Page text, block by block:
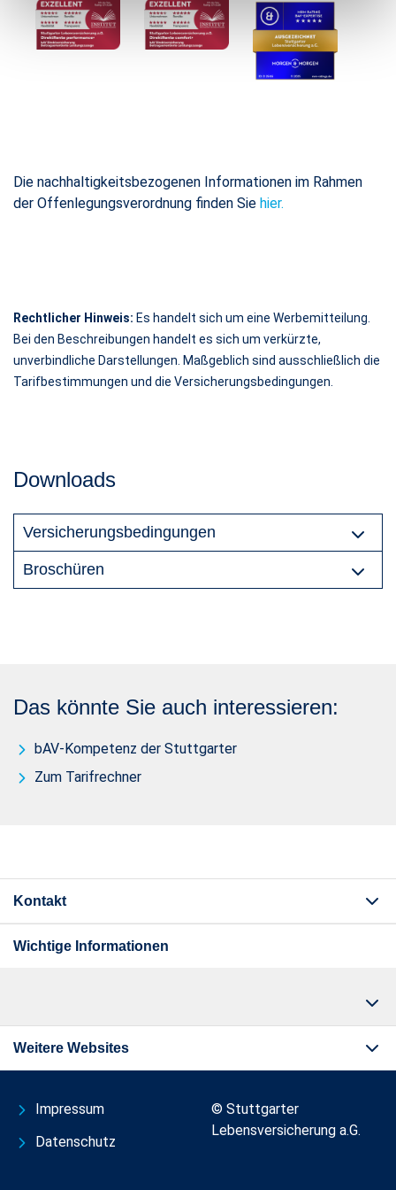
Die nachhaltigkeitsbezogenen Informationen im Rahmen
der Offenlegungsverordnung finden Sie hier.
Rechtlicher Hinweis: Es handelt sich um eine Werbemitteilung.
Bei den Beschreibungen handelt es sich um verkürzte,
unverbindliche Darstellungen. Maßgeblich sind ausschließlich die
Tarifbestimmungen und die Versicherungsbedingungen.
Downloads
Versicherungsbedingungen
Broschüren
Das könnte Sie auch interessieren:
bAV-Kompetenz der Stuttgarter
Zum Tarifrechner
Kontakt
Wichtige Informationen
Weitere Websites
Impressum
Datenschutz
© Stuttgarter
Lebensversicherung a.G.